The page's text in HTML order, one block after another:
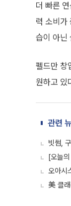
더 빠른
력 소비가
습이 아닌
펠드만 창
원하고 있
관련
빗썸,
[오늘
오아시
美 클